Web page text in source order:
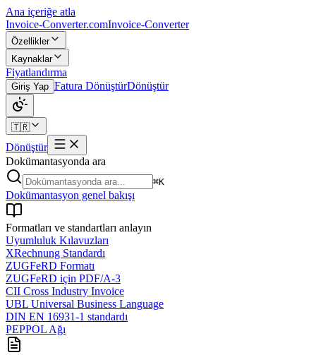
Ana içeriğe atla
Invoice-Converter.comInvoice-Converter
Özellikler
Kaynaklar
Fiyatlandırma
Giriş Yap Fatura DönüştürDönüştür
🇹🇷
Dönüştür
Dokümantasyonda ara
⌘K
Dokümantasyon genel bakışı
Formatları ve standartları anlayın
Uyumluluk Kılavuzları
XRechnung Standardı
ZUGFeRD Formatı
ZUGFeRD için PDF/A-3
CII Cross Industry Invoice
UBL Universal Business Language
DIN EN 16931-1 standardı
PEPPOL Ağı